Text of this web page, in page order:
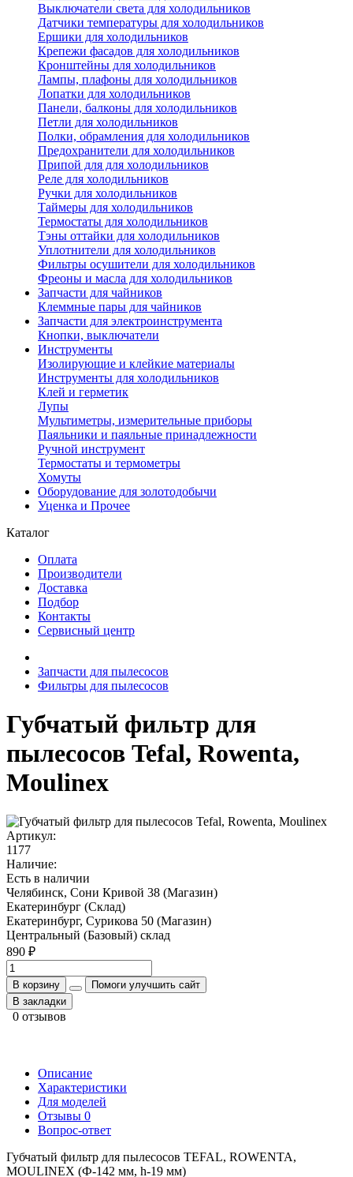
Выключатели света для холодильников
Датчики температуры для холодильников
Ершики для холодильников
Крепежи фасадов для холодильников
Кронштейны для холодильников
Лампы, плафоны для холодильников
Лопатки для холодильников
Панели, балконы для холодильников
Петли для холодильников
Полки, обрамления для холодильников
Предохранители для холодильников
Припой для для холодильников
Реле для холодильников
Ручки для холодильников
Таймеры для холодильников
Термостаты для холодильников
Тэны оттайки для холодильников
Уплотнители для холодильников
Фильтры осушители для холодильников
Фреоны и масла для холодильников
Запчасти для чайников
Клеммные пары для чайников
Запчасти для электроинструмента
Кнопки, выключатели
Инструменты
Изолирующие и клейкие материалы
Инструменты для холодильников
Клей и герметик
Лупы
Мультиметры, измерительные приборы
Паяльники и паяльные принадлежности
Ручной инструмент
Термостаты и термометры
Хомуты
Оборудование для золотодобычи
Уценка и Прочее
Каталог
Оплата
Производители
Доставка
Подбор
Контакты
Сервисный центр
Запчасти для пылесосов
Фильтры для пылесосов
Губчатый фильтр для
пылесосов Tefal, Rowenta,
Moulinex
Артикул:
1177
Наличие:
Есть в наличии
Челябинск, Сони Кривой 38 (Магазин)
Екатеринбург (Склад)
Екатеринбург, Сурикова 50 (Магазин)
Центральный (Базовый) склад
890 ₽
В корзину
Помоги улучшить сайт
В закладки
0 отзывов
Описание
Характеристики
Для моделей
Отзывы 0
Вопрос-ответ
Губчатый фильтр для пылесосов TEFAL, ROWENTA,
MOULINEX (Ф-142 мм, h-19 мм)